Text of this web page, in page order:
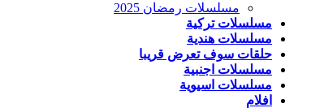
مسلسلات رمضان 2025
مسلسلات تركية
مسلسلات هندية
حلقات سوف تعرض قريبا
مسلسلات اجنبية
مسلسلات اسيوية
افلام